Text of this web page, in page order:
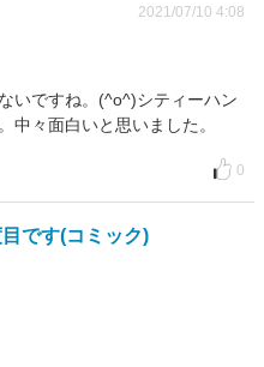
2021/07/10 4:08
いですね。(^o^)シティーハン
中々面白いと思いました。
0
です(コミック)